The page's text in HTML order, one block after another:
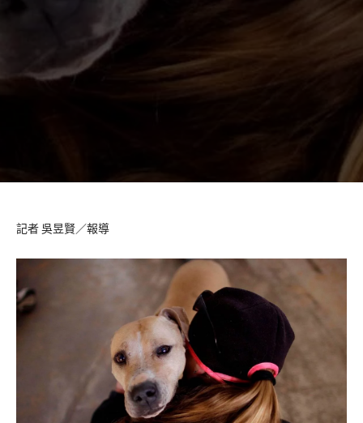
記者 吳昱賢／報導